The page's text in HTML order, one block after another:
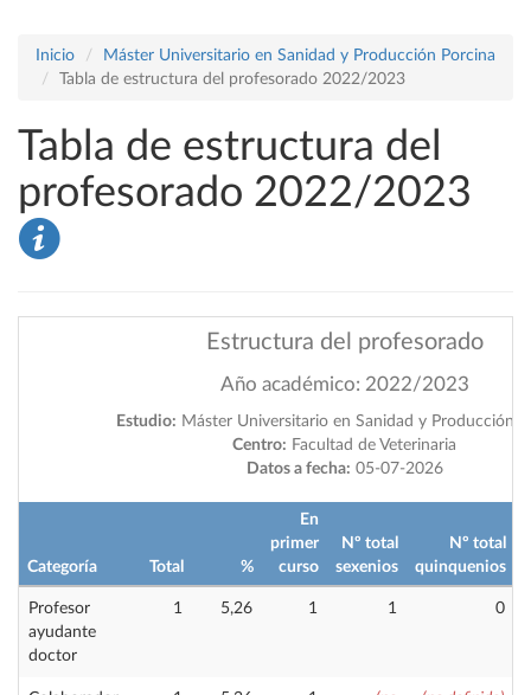
Inicio
Máster Universitario en Sanidad y Producción Porcina
Tabla de estructura del profesorado 2022/2023
Tabla de estructura del
profesorado 2022/2023
Estructura del profesorado
Año académico: 2022/2023
Estudio: Máster Universitario en Sanidad y Producción
Centro: Facultad de Veterinaria
Datos a fecha: 05-07-2026
Categoría Total %
En
primer
curso
Nº total
sexenios
Nº total
quinquenios
Profesor
ayudante
doctor
1 5,26 1 1 0